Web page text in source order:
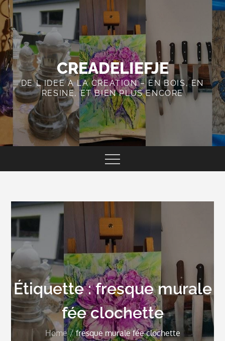
Skip
to
content
CREADELIEFJE
DE L IDEE A LA CREATION – EN BOIS, EN
RESINE, ET BIEN PLUS ENCORE
Étiquette :fresque murale
fée clochette
Home fresque murale fée clochette